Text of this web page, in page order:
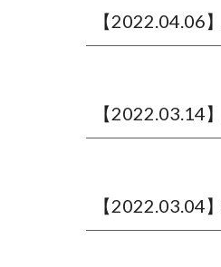
【2022.04.06
【2022.03.14
【2022.03.04